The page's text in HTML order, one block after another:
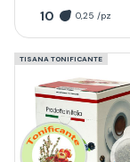
10 0,25 /pz
TISANA TONIFICANTE